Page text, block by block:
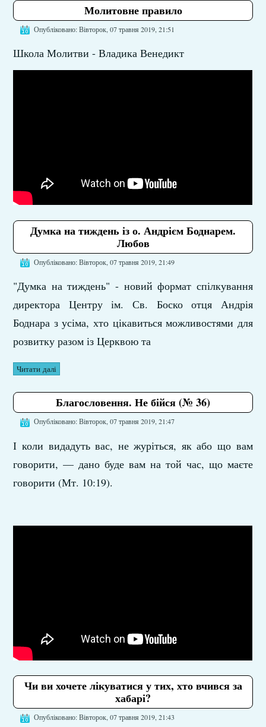
Молитовне правило
Опубліковано: Вівторок, 07 травня 2019, 21:51
Школа Молитви - Владика Венедикт
Думка на тиждень із о. Андрієм Боднарем.
Любов
Опубліковано: Вівторок, 07 травня 2019, 21:49
"Думка на тиждень" - новий формат спілкування
директора Центру ім. Св. Боско отця Андрія
Боднара з усіма, хто цікавиться можливостями для
розвитку разом із Церквою та
Читати далі
Благословення. Не бійся (№ 36)
Опубліковано: Вівторок, 07 травня 2019, 21:47
І коли видадуть вас, не журіться, як або що вам
говорити, — дано буде вам на той час, що маєте
говорити (Мт. 10:19).
Чи ви хочете лікуватися у тих, хто вчився за
хабарі?
Опубліковано: Вівторок, 07 травня 2019, 21:43